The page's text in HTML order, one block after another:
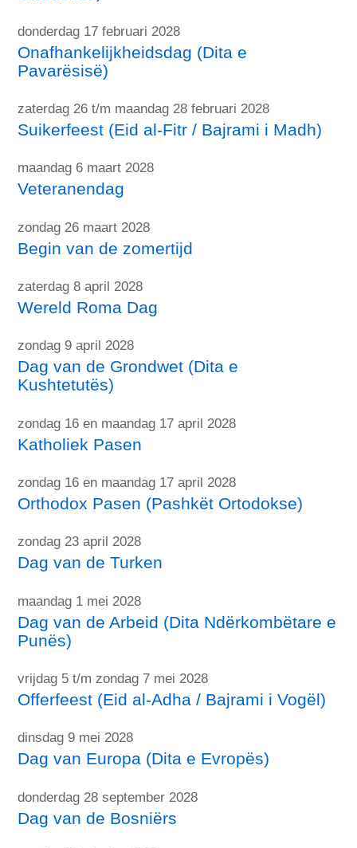
donderdag 17 februari 2028
Onafhankelijkheidsdag (Dita e
Pavarësisë)
zaterdag 26 t/m maandag 28 februari 2028
Suikerfeest (Eid al-Fitr / Bajrami i Madh)
maandag 6 maart 2028
Veteranendag
zondag 26 maart 2028
Begin van de zomertijd
zaterdag 8 april 2028
Wereld Roma Dag
zondag 9 april 2028
Dag van de Grondwet (Dita e
Kushtetutës)
zondag 16 en maandag 17 april 2028
Katholiek Pasen
zondag 16 en maandag 17 april 2028
Orthodox Pasen (Pashkët Ortodokse)
zondag 23 april 2028
Dag van de Turken
maandag 1 mei 2028
Dag van de Arbeid (Dita Ndërkombëtare e
Punës)
vrijdag 5 t/m zondag 7 mei 2028
Offerfeest (Eid al-Adha / Bajrami i Vogël)
dinsdag 9 mei 2028
Dag van Europa (Dita e Evropës)
donderdag 28 september 2028
Dag van de Bosniërs